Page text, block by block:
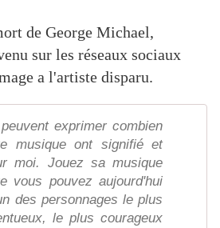
de George Michael,
sur les réseaux sociaux
a l'artiste disparu.
exprimer combien
musique ont signifié et
moi. Jouez sa musique
vous pouvez aujourd'hui
des personnages le plus
le plus courageux